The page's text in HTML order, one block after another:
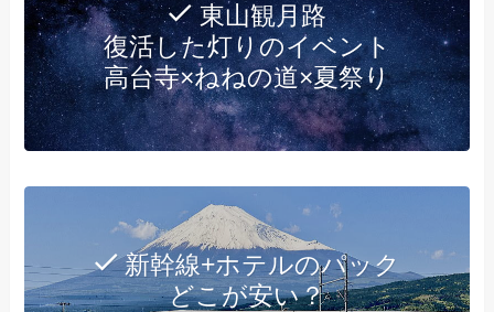
東山観月路
復活した灯りのイベント
高台寺×ねねの道×夏祭り
新幹線+ホテルのパック
どこが安い？